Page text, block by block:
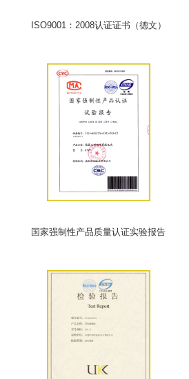
ISO9001：2008认证证书（德文）
国家强制性产品质量认证实验报告